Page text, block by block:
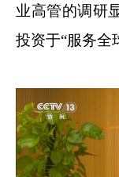
业高管的调研
投资于“服务全